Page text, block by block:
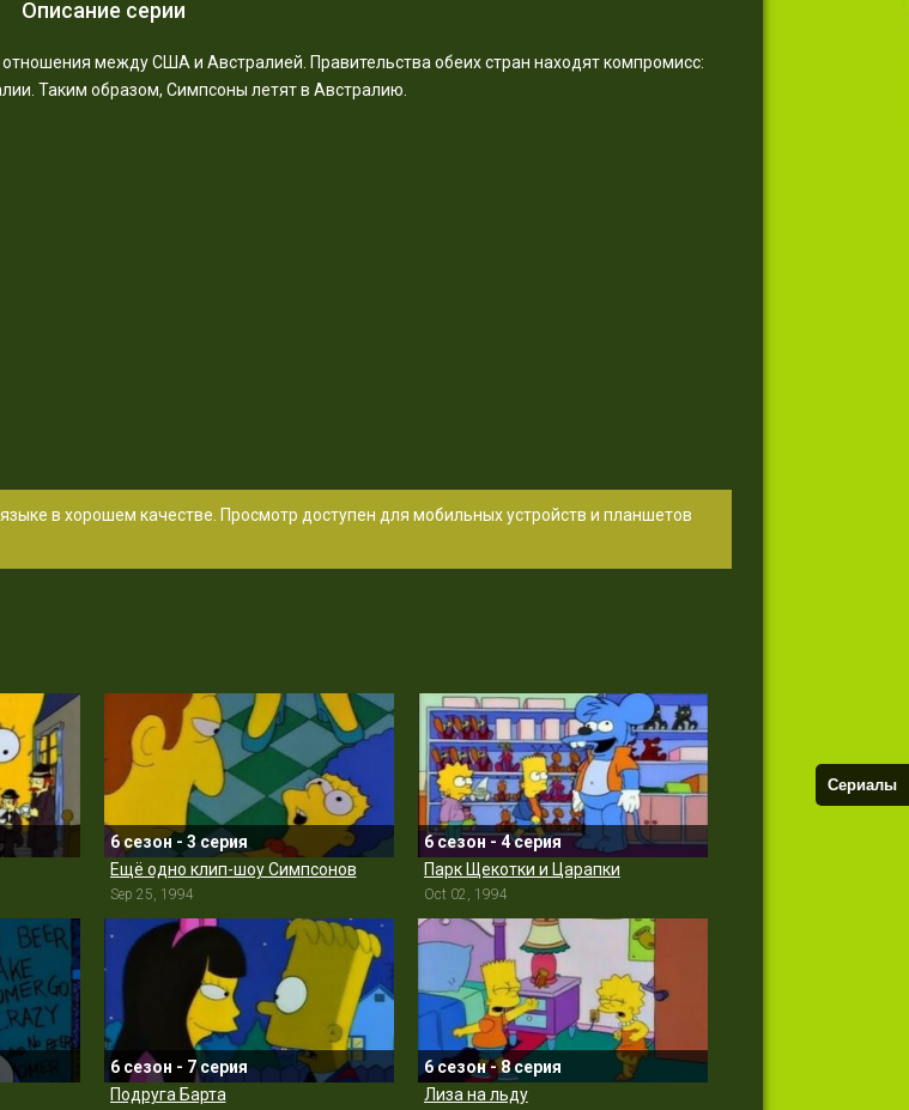
Описание серии
между США и Австралией. Правительства обеих стран находят компромисс:
Таким образом, Симпсоны летят в Австралию.
в хорошем качестве. Просмотр доступен для мобильных устройств и планшетов
6 сезон - 3 серия
Ещё одно клип-шоу Симпсонов
Sep 25, 1994
6 сезон - 4 серия
Парк Щекотки и Царапки
Oct 02, 1994
6 сезон - 7 серия
Подруга Барта
6 сезон - 8 серия
Лиза на льду
Сериалы